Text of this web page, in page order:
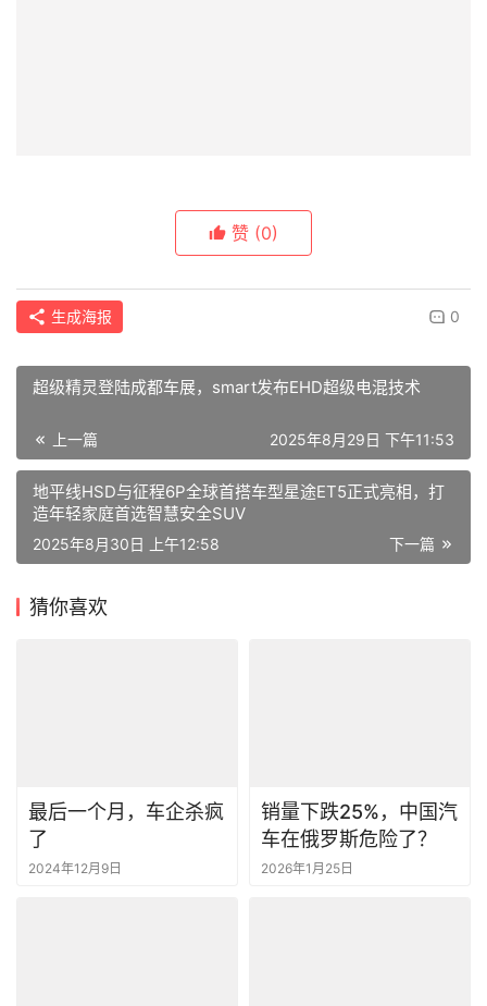
赞 (0)
生成海报 0
超级精灵登陆成都车展，smart发布EHD超级电混技术
上一篇 2025年8月29日 下午11:53
地平线HSD与征程6P全球首搭车型星途ET5正式亮相，打
造年轻家庭首选智慧安全SUV
下一篇
2025年8月30日 上午12:58
猜你喜欢
最后一个月，车企杀疯
了
2024年12月9日
销量下跌25%，中国汽
车在俄罗斯危险了？
2026年1月25日